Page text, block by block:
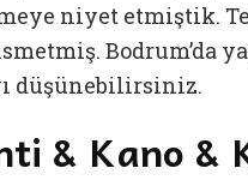
niyet etmiştik.
Bodrum’da
düşünebilirsiniz.
& Kano &